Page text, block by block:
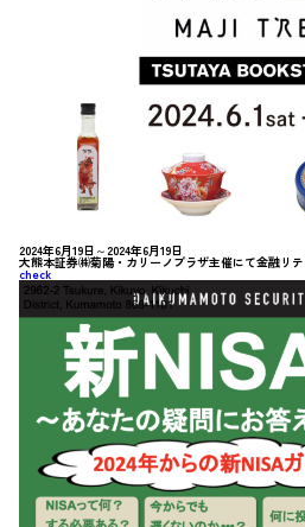
2024年6月19日～2024年6月19日
大熊本証券㈱菊陽・カリーノプラザ主催にて金融リ
check